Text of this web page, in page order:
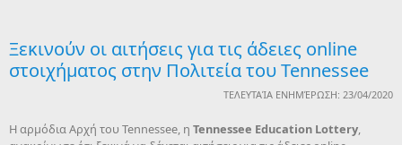
Ξεκινούν οι αιτήσεις για τις άδειες online
στοιχήματος στην Πολιτεία του Tennessee
ΤΕΛΕΥΤΑΊΑ ΕΝΗΜΈΡΩΣΗ: 23/04/2020
H αρμόδια Αρχή του Tennessee, η Tennessee Education Lottery,